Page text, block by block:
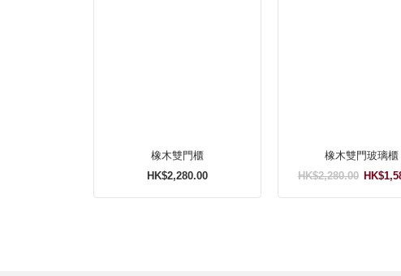
橡木雙門櫃
HK$2,280.00
橡木雙門玻璃櫃
HK$2,280.00